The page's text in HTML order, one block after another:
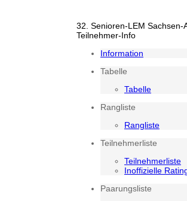
32. Senioren-LEM Sachsen-
Teilnehmer-Info
Information
Tabelle
Tabelle
Rangliste
Rangliste
Teilnehmerliste
Teilnehmerliste
Inoffizielle
Paarungsliste